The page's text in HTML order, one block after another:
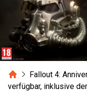
HomeFallout 4:
verfügbar, inklusive